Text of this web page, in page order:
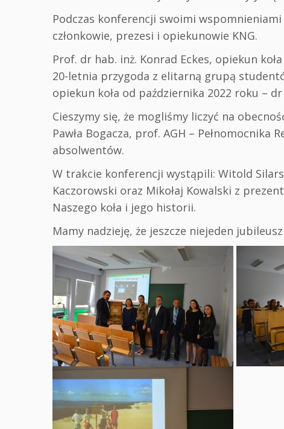
Podczas konferencji swoimi
członkowie, prezesi i opiekunowie KNG.
Prof. dr hab. inż. Konrad Eckes, opiekun
20-letnia przygoda z elitarną grupą
opiekun koła od października 2022 roku – dr
Cieszymy się, że mogliśmy liczyć na
Pawła Bogacza, prof. AGH –
absolwentów.
W trakcie konferencji wystąpili: Witold
Kaczorowski oraz Mikołaj Kowalski z
Naszego koła i jego historii.
Mamy nadzieję, że jeszcze niejeden